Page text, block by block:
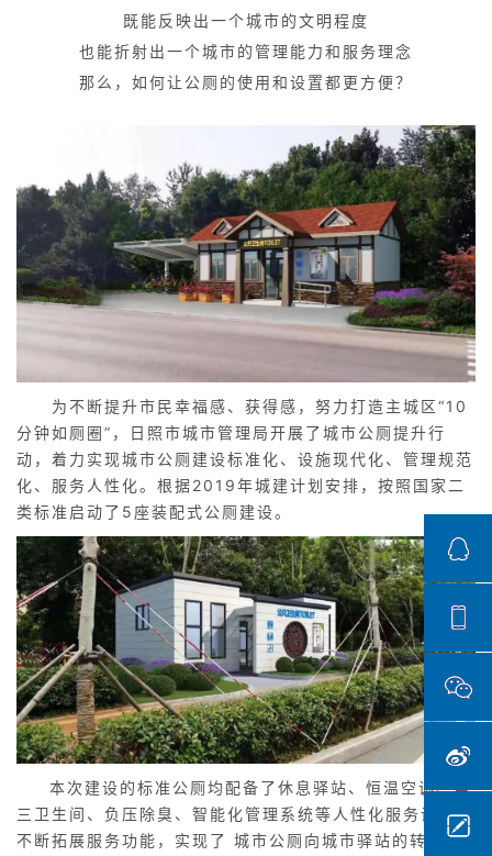
既能反映出一个城市的文明程度
也能折射出一个城市的管理能力和服务理念
那么，如何让公厕的使用和设置都更方便？
为不断提升市民幸福感、获得感，努力打造主城区“10
分钟如厕圈”，日照市城市管理局开展了城市公厕提升行
动，着力实现城市公厕建设标准化、设施现代化、管理规范
化、服务人性化。根据2019年城建计划安排，按照国家二
类标准启动了5座装配式公厕建设。
本次建设的标准公厕均配备了休息驿站、恒温空调、第
三卫生间、负压除臭、智能化管理系统等人性化服务设施，
不断拓展服务功能，实现了 城市公厕向城市驿站的转变，